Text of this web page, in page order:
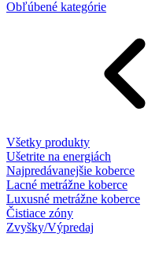
Obľúbené kategórie
Všetky produkty
Ušetrite na energiách
Najpredávanejšie koberce
Lacné metrážne koberce
Luxusné metrážne koberce
Čistiace zóny
Zvyšky/Výpredaj